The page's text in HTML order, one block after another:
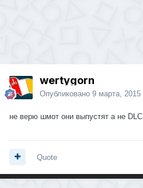
wertygorn
Опубликовано 9 марта, 2015
не верю шмот они выпустят а не DLC
Quote